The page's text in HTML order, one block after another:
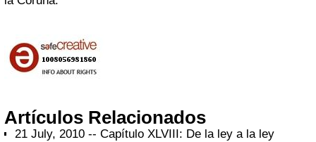
Artículos Relacionados
21 July, 2010 -- Capítulo XLVIII: De la ley a la ley